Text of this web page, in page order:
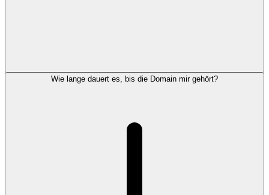
Wie lange dauert es, bis die Domain mir gehört?